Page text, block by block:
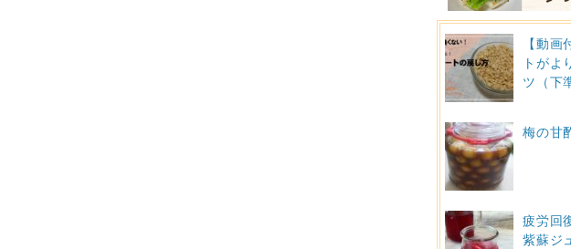
【動
トがよ
ツ（下
梅の甘
疲労回
紫蘇ジ